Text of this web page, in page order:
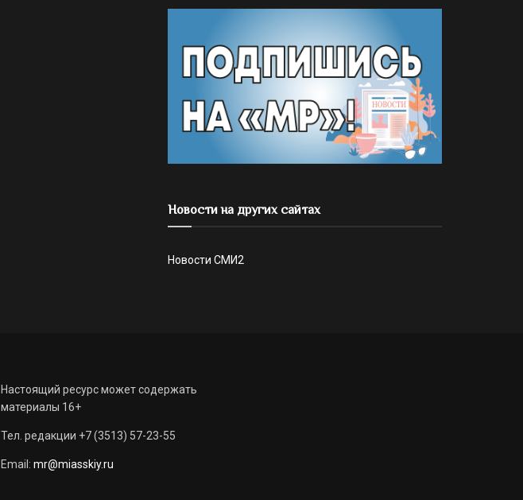
Новости на других сайтах
Новости СМИ2
Настоящий ресурс может содержать
материалы 16+
Тел. редакции +7 (3513) 57-23-55
Email: mr@miasskiy.ru